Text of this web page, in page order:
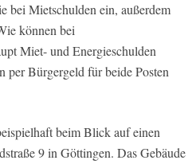
bei Mietschulden ein, außerdem
können bei
Miet- und Energieschulden
per Bürgergeld für beide Posten
beim Blick auf einen
9 in Göttingen. Das Gebäude